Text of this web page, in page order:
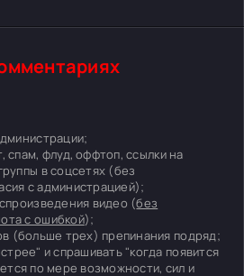
спам, флуд, оффтоп, ссылки на
в соцсетях (без
с администрацией);
видео (без
с ошибкой);
(больше трех) препинания подряд;
и спрашивать "когда появится
по мере возможности, сил и